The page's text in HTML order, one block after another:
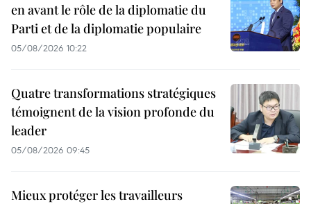
en avant le rôle de la diplomatie du
Parti et de la diplomatie populaire
05/08/2026 10:22
Quatre transformations stratégiques
témoignent de la vision profonde du
leader
05/08/2026 09:45
Mieux protéger les travailleurs